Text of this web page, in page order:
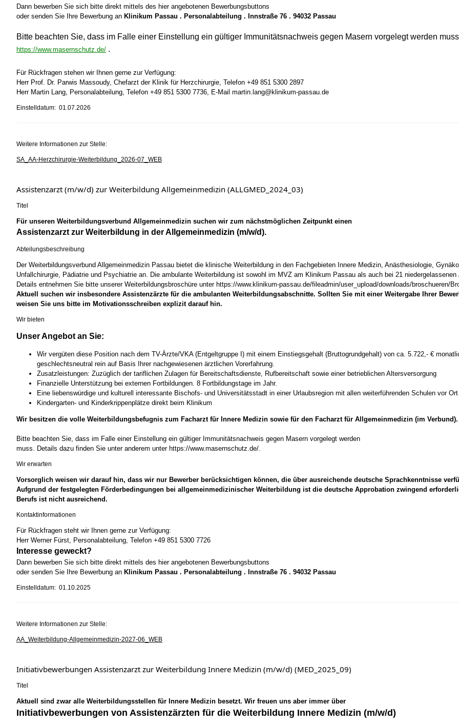
Dann bewerben Sie sich bitte direkt mittels des hier angebotenen Bewerbungsbuttons
oder senden Sie Ihre Bewerbung an Klinikum Passau . Personalabteilung . Innstraße 76 . 94032 Passau
Bitte beachten Sie, dass im Falle einer Einstellung ein gültiger Immunitätsnachweis gegen Masern vorgelegt werden
https://www.masernschutz.de/ .
Für Rückfragen stehen wir Ihnen gerne zur Verfügung:
Herr Prof. Dr. Parwis Massoudy, Chefarzt der Klinik für Herzchirurgie, Telefon +49 851 5300 2897
Herr Martin Lang, Personalabteilung, Telefon +49 851 5300 7736, E-Mail martin.lang@klinikum-passau.de
Einstelldatum: 01.07.2026
Weitere Informationen zur Stelle:
SA_AA-Herzchirurgie-Weiterbildung_2026-07_WEB
Assistenzarzt (m/w/d) zur Weiterbildung Allgemeinmedizin (ALLGMED_2024_03)
Titel
Für unseren Weiterbildungsverbund Allgemeinmedizin suchen wir zum nächstmöglichen Zeitpunkt einen
Assistenzarzt zur Weiterbildung in der Allgemeinmedizin (m/w/d).
Abteilungsbeschreibung
Der Weiterbildungsverbund Allgemeinmedizin Passau bietet die klinische Weiterbildung in den Fachgebieten Innere Medizin, Anästhesiologie,
Unfallchirurgie, Pädiatrie und Psychiatrie an. Die ambulante Weiterbildung ist sowohl im MVZ am Klinikum Passau als auch bei 21
Details entnehmen Sie bitte unserer Weiterbildungsbroschüre unter https://www.klinikum-passau.de/fileadmin/user_upload/downloads/broschueren/
Aktuell suchen wir insbesondere Assistenzärzte für die ambulanten Weiterbildungsabschnitte. Sollten Sie mit einer Weitergabe Ihrer
weisen Sie uns bitte im Motivationsschreiben explizit darauf hin.
Wir bieten
Unser Angebot an Sie:
Wir vergüten diese Position nach dem TV-Ärzte/VKA (Entgeltgruppe I) mit einem Einstiegsgehalt (Bruttogrundgehalt) von ca. 5.722,- €
geschlechtsneutral rein auf Basis Ihrer nachgewiesenen ärztlichen Vorerfahrung.
Zusatzleistungen: Zuzüglich der tariflichen Zulagen für Bereitschaftsdienste, Rufbereitschaft sowie einer betrieblichen Altersversorgung
Finanzielle Unterstützung bei externen Fortbildungen. 8 Fortbildungstage im Jahr.
Eine liebenswürdige und kulturell interessante Bischofs- und Universitätsstadt in einer Urlaubsregion mit allen weiterführenden Schulen vor Ort
Kindergarten- und Kinderkrippenplätze direkt beim Klinikum
Wir besitzen die volle Weiterbildungsbefugnis zum Facharzt für Innere Medizin sowie für den Facharzt für Allgemeinmedizin (im Verbund).
Bitte beachten Sie, dass im Falle einer Einstellung ein gültiger Immunitätsnachweis gegen Masern vorgelegt werden
muss. Details dazu finden Sie unter anderem unter https://www.masernschutz.de/.
Wir erwarten
Vorsorglich weisen wir darauf hin, dass wir nur Bewerber berücksichtigen können, die über ausreichende deutsche Sprachkenntnisse
Aufgrund der festgelegten Förderbedingungen bei allgemeinmedizinischer Weiterbildung ist die deutsche Approbation zwingend
Berufs ist nicht ausreichend.
Kontaktinformationen
Für Rückfragen steht wir Ihnen gerne zur Verfügung:
Herr Werner Fürst, Personalabteilung, Telefon +49 851 5300 7726
Interesse geweckt?
Dann bewerben Sie sich bitte direkt mittels des hier angebotenen Bewerbungsbuttons
oder senden Sie Ihre Bewerbung an Klinikum Passau . Personalabteilung . Innstraße 76 . 94032 Passau
Einstelldatum: 01.10.2025
Weitere Informationen zur Stelle:
AA_Weiterbildung-Allgemeinmedizin-2027-06_WEB
Initiativbewerbungen Assistenzarzt zur Weiterbildung Innere Medizin (m/w/d) (MED_2025_09)
Titel
Aktuell sind zwar alle Weiterbildungsstellen für Innere Medizin besetzt. Wir freuen uns aber immer über
Initiativbewerbungen von Assistenzärzten für die Weiterbildung Innere Medizin (m/w/d)